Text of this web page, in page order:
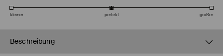
kleiner perfekt größer
Beschreibung